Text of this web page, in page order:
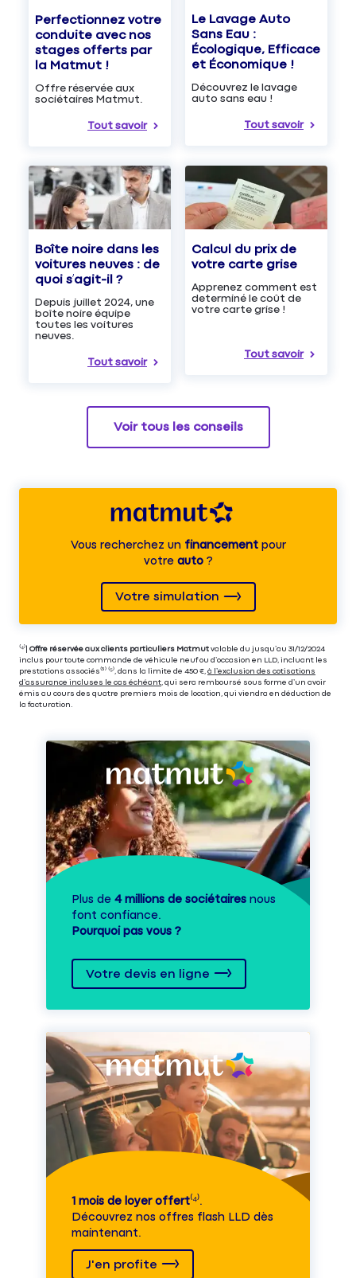
Perfectionnez votre
conduite avec nos
stages offerts par
la Matmut !
Offre réservée aux
sociétaires Matmut.
Tout savoir
Le Lavage Auto
Sans Eau :
Écologique, Efficace
et Économique !
Découvrez le lavage
auto sans eau !
Tout savoir
Boîte noire dans les
voitures neuves : de
quoi s’agit-il ?
Depuis juillet 2024, une
boîte noire équipe
toutes les voitures
neuves.
Tout savoir
Calcul du prix de
votre carte grise
Apprenez comment est
determiné le coût de
votre carte grise !
Tout savoir
Voir tous les conseils
Vous recherchez unfinancementpour
votre auto?
Votre simulation
⁽⁴⁾| Offre réservée aux clients particuliers Matmut valable du jusqu’au 31/12/2024
inclus pour toute commande de véhicule neuf ou d’occasion en LLD, incluant les
prestations associés⁽³⁾ ⁽⁵⁾, dans la limite de 450 €, à l’exclusion des cotisations
d’assurance incluses le cas échéant, qui sera remboursé sous forme d’un avoir
émis au cours des quatre premiers mois de location, qui viendra en déduction de
la facturation.
Plus de 4 millions de sociétaires nous
font confiance.
Pourquoi pas vous ?
Votre devis en ligne
1 mois de loyer offert⁽⁴⁾.
Découvrez nos offres flash LLD dès
maintenant.
J'en profite